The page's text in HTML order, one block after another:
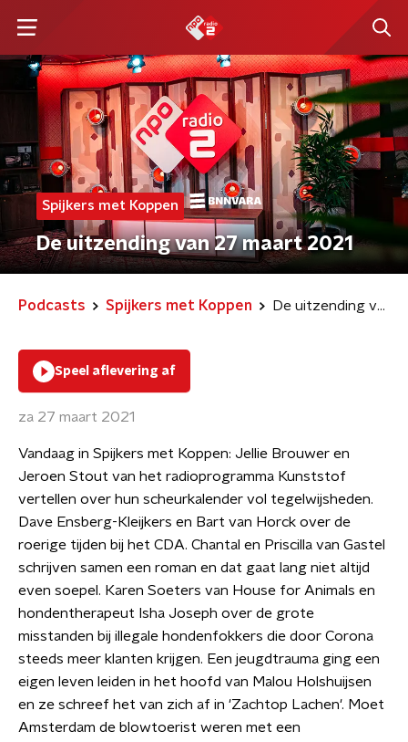
Spijkers met Koppen
De uitzending van 27 maart 2021
Podcasts Spijkers met Koppen De uitzending van 27 maart 2021
Speel aflevering af
za 27 maart 2021
Vandaag in Spijkers met Koppen: Jellie Brouwer en
Jeroen Stout van het radioprogramma Kunststof
vertellen over hun scheurkalender vol tegelwijsheden.
Dave Ensberg-Kleijkers en Bart van Horck over de
roerige tijden bij het CDA. Chantal en Priscilla van Gastel
schrijven samen een roman en dat gaat lang niet altijd
even soepel. Karen Soeters van House for Animals en
hondentherapeut Isha Joseph over de grote
misstanden bij illegale hondenfokkers die door Corona
steeds meer klanten krijgen. Een jeugdtrauma ging een
eigen leven leiden in het hoofd van Malou Holshuijsen
en ze schreef het van zich af in 'Zachtop Lachen'. Moet
Amsterdam de blowtoerist weren met een